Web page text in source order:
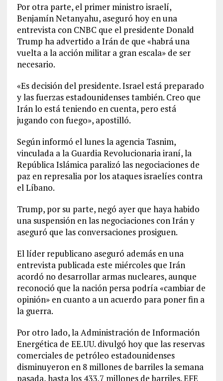
Por otra parte, el primer ministro israelí,
Benjamín Netanyahu, aseguró hoy en una
entrevista con CNBC que el presidente Donald
Trump ha advertido a Irán de que «habrá una
vuelta a la acción militar a gran escala» de ser
necesario.
«Es decisión del presidente. Israel está preparado
y las fuerzas estadounidenses también. Creo que
Irán lo está teniendo en cuenta, pero está
jugando con fuego», apostilló.
Según informó el lunes la agencia Tasnim,
vinculada a la Guardia Revolucionaria iraní, la
República Islámica paralizó las negociaciones de
paz en represalia por los ataques israelíes contra
el Líbano.
Trump, por su parte, negó ayer que haya habido
una suspensión en las negociaciones con Irán y
aseguró que las conversaciones prosiguen.
El líder republicano aseguró además en una
entrevista publicada este miércoles que Irán
acordó no desarrollar armas nucleares, aunque
reconoció que la nación persa podría «cambiar de
opinión» en cuanto a un acuerdo para poner fin a
la guerra.
Por otro lado, la Administración de Información
Energética de EE.UU. divulgó hoy que las reservas
comerciales de petróleo estadounidenses
disminuyeron en 8 millones de barriles la semana
pasada, hasta los 433,7 millones de barriles. EFE